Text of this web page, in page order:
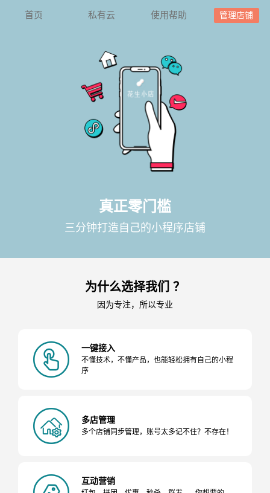
首页 私有云 使用帮助 管理店铺
真正零门槛
三分钟打造自己的小程序店铺
为什么选择我们 ？
因为专注，所以专业
一键接入
不懂技术，不懂产品，也能轻松拥有自己的小程
序
多店管理
多个店铺同步管理，账号太多记不住？不存在！
互动营销